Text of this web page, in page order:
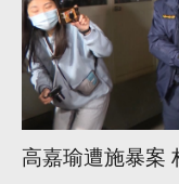
高嘉瑜遭施暴案